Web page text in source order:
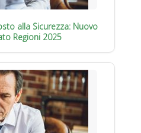
alla Sicurezza: Nuovo
Regioni 2025